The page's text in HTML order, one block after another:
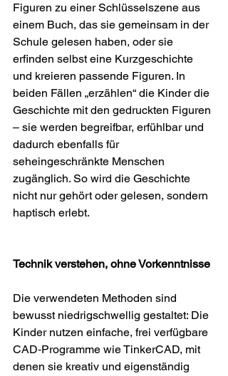
Figuren zu einer Schlüsselszene aus
einem Buch, das sie gemeinsam in der
Schule gelesen haben, oder sie
erfinden selbst eine Kurzgeschichte
und kreieren passende Figuren. In
beiden Fällen „erzählen“ die Kinder die
Geschichte mit den gedruckten Figuren
– sie werden begreifbar, erfühlbar und
dadurch ebenfalls für
seheingeschränkte Menschen
zugänglich. So wird die Geschichte
nicht nur gehört oder gelesen, sondern
haptisch erlebt.
Technik verstehen, ohne Vorkenntnisse
Die verwendeten Methoden sind
bewusst niedrigschwellig gestaltet: Die
Kinder nutzen einfache, frei verfügbare
CAD‑Programme wie TinkerCAD, mit
denen sie kreativ und eigenständig